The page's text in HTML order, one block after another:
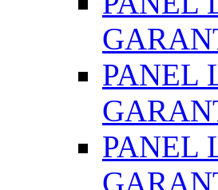
PANEL
PANEL